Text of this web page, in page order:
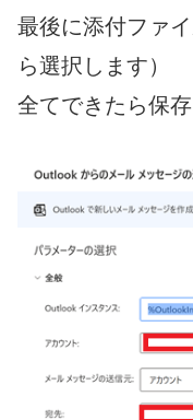
最後に添付ファ
ら選択します）
全てできたら保存